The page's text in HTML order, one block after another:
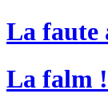
La faute
La falm !